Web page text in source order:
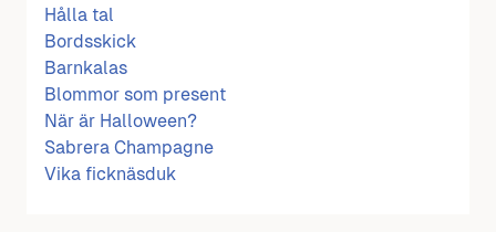
Hålla tal
Bordsskick
Barnkalas
Blommor som present
När är Halloween?
Sabrera Champagne
Vika ficknäsduk